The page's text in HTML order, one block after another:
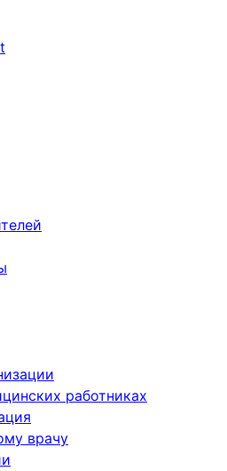
работниках
врачу